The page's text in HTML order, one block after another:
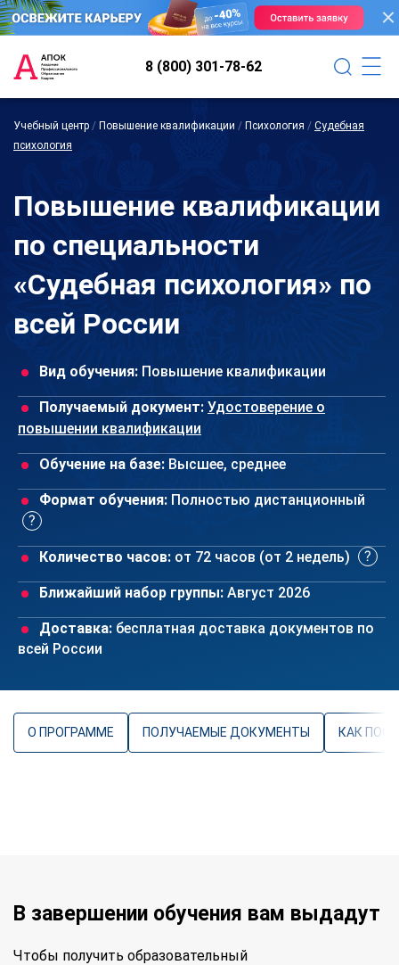
8 (800) 301-78-62
Учебный центр / Повышение квалификации / Психология / Судебная
психология
Повышение квалификации
по специальности
«Судебная психология» по
всей России
Вид обучения: Повышение квалификации
Получаемый документ: Удостоверение о
повышении квалификации
Обучение на базе: Высшее, среднее
Формат обучения: Полностью дистанционный
Количество часов: от 72 часов (от 2 недель)
Ближайший набор группы: Август 2026
Доставка: бесплатная доставка документов по
всей России
О ПРОГРАММЕ ПОЛУЧАЕМЫЕ ДОКУМЕНТЫ КАК
В завершении обучения вам выдадут
Чтобы получить образовательный